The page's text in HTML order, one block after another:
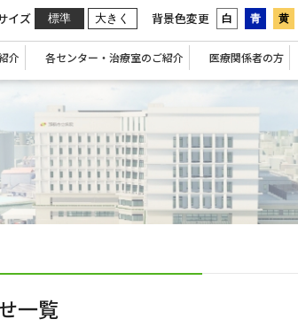
イズ 標準 大きく 背景色変更 白 青 黄
介 各センター・治療室のご紹介 医療関係者の方
一覧